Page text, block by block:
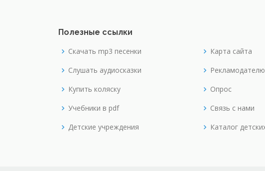
Полезные ссылки
Скачать mp3 песенки
Слушать аудиосказки
Купить коляску
Учебники в pdf
Детские учреждения
Карта сайта
Рекламодателю
Опрос
Связь с нами
Каталог